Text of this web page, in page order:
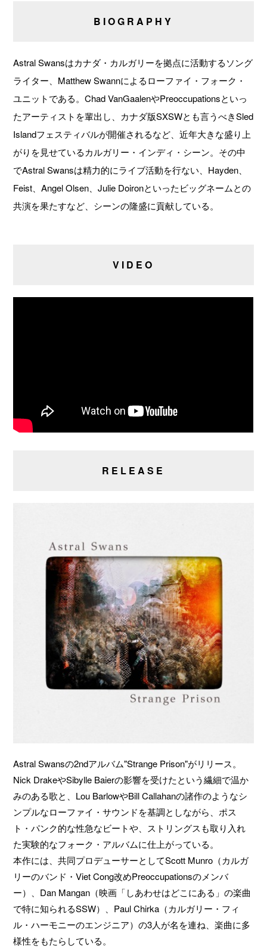
BIOGRAPHY
Astral Swansはカナダ・カルガリーを拠点に活動するソング
ライター、Matthew Swannによるローファイ・フォーク・
ユニットである。Chad VanGaalenやPreoccupationsといっ
たアーティストを輩出し、カナダ版SXSWとも言うべきSled
Islandフェスティバルが開催されるなど、近年大きな盛り上
がりを見せているカルガリー・インディ・シーン。その中
でAstral Swansは精力的にライブ活動を行ない、Hayden、
Feist、Angel Olsen、Julie Doironといったビッグネームとの
共演を果たすなど、シーンの隆盛に貢献している。
VIDEO
RELEASE
Astral Swansの2ndアルバム"Strange Prison"がリリース。
Nick DrakeやSibylle Baierの影響を受けたという繊細で温か
みのある歌と、Lou BarlowやBill Callahanの諸作のようなシ
ンプルなローファイ・サウンドを基調としながら、ポス
ト・パンク的な性急なビートや、ストリングスも取り入れ
た実験的なフォーク・アルバムに仕上がっている。
本作には、共同プロデューサーとしてScott Munro（カルガ
リーのバンド・Viet Cong改めPreoccupationsのメンバ
ー）、Dan Mangan（映画「しあわせはどこにある」の楽曲
で特に知られるSSW）、Paul Chirka（カルガリー・フィ
ル・ハーモニーのエンジニア）の3人が名を連ね、楽曲に多
様性をもたらしている。